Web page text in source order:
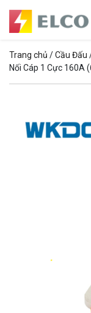
Trang chủ /Cầu Đấu
Nối Cáp 1 Cực 160A